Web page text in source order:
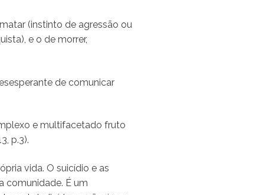
(instinto de agressão ou
e o de morrer,
de comunicar
e multifacetado fruto
p.3).
vida. O suicídio e as
comunidade. É um